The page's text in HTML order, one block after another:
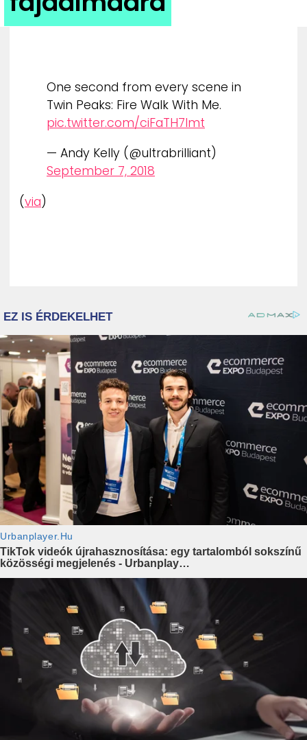
ZENE
ADATKEZELÉSI TÁJÉKOZTATÓ
One second from every scene in
Twin Peaks: Fire Walk With Me.
pic.twitter.com/ciFaTH7lmt
— Andy Kelly (@ultrabrilliant)
September 7, 2018
(via)